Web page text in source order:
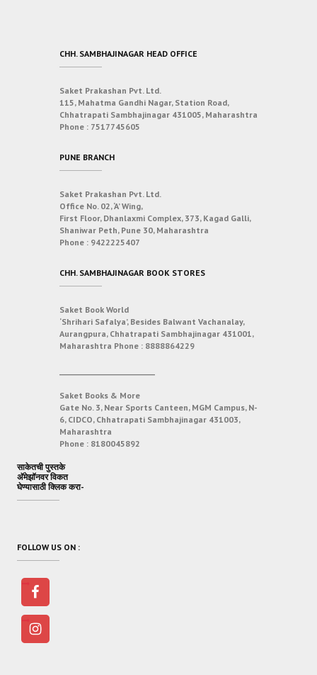
CHH. SAMBHAJINAGAR HEAD OFFICE
Saket Prakashan Pvt. Ltd.
115, Mahatma Gandhi Nagar, Station Road,
Chhatrapati Sambhajinagar 431005, Maharashtra
Phone : 7517745605
PUNE BRANCH
Saket Prakashan Pvt. Ltd.
Office No. 02, ‘A’ Wing,
First Floor, Dhanlaxmi Complex, 373, Kagad Galli,
Shaniwar Peth, Pune 30, Maharashtra
Phone : 9422225407
CHH. SAMBHAJINAGAR BOOK STORES
Saket Book World
‘Shrihari Safalya’, Besides Balwant Vachanalay,
Aurangpura, Chhatrapati Sambhajinagar 431001,
Maharashtra Phone : 8888864229
Saket Books & More
Gate No. 3, Near Sports Canteen, MGM Campus, N-
6, CIDCO, Chhatrapati Sambhajinagar 431003,
Maharashtra
Phone : 8180045892
साकेतची पुस्तके
अ‍ॅमेझॉनवर विकत
घेण्यासाठी क्लिक करा-
FOLLOW US ON :